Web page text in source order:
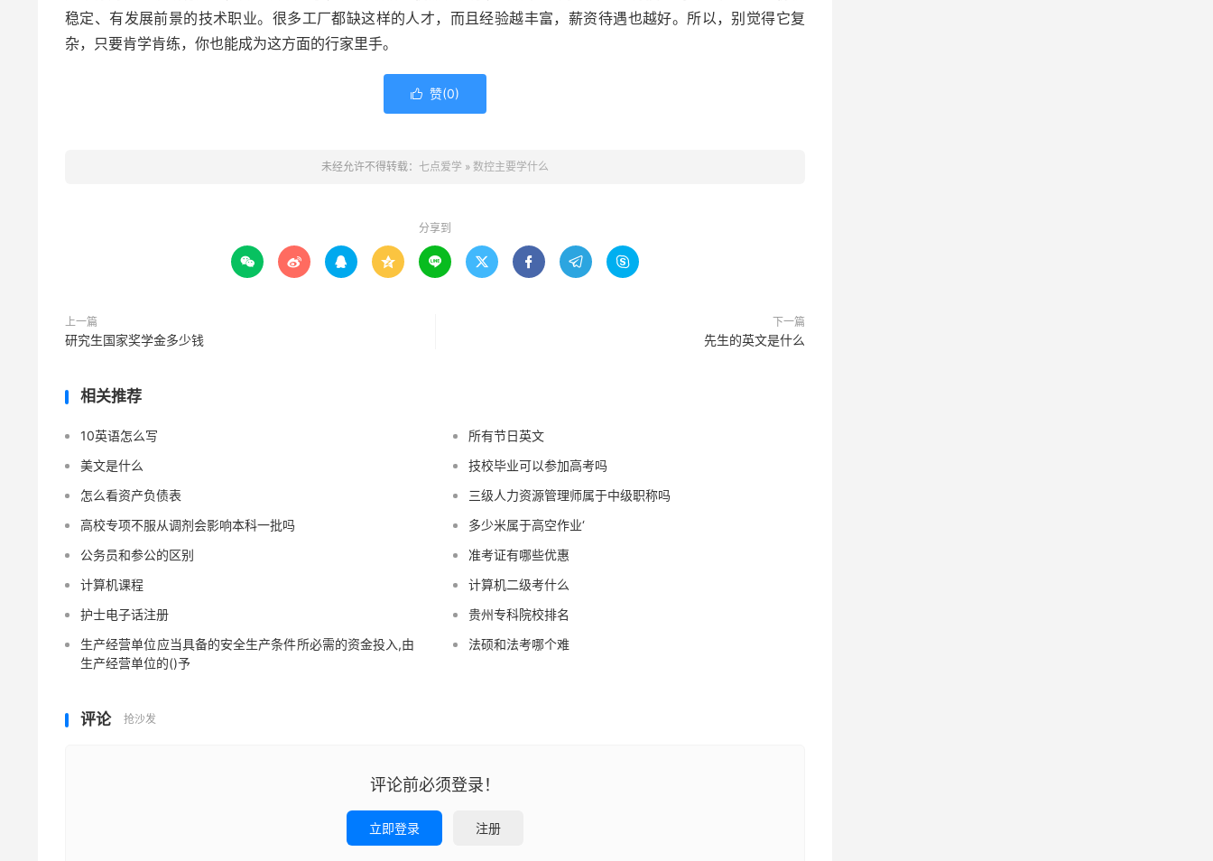
稳定、有发展前景的技术职业。很多工厂都缺这样的人才，而且经验越丰富，薪资待遇也越好。所以，别觉得它复
杂，只要肯学肯练，你也能成为这方面的行家里手。
 赞(0)
未经允许不得转载： 七点爱学 » 数控主要学什么
分享到
        
上一篇
研究生国家奖学金多少钱
下一篇
先生的英文是什么
相关推荐
10英语怎么写
所有节日英文
美文是什么
技校毕业可以参加高考吗
怎么看资产负债表
三级人力资源管理师属于中级职称吗
高校专项不服从调剂会影响本科一批吗
多少米属于高空作业‘
公务员和参公的区别
准考证有哪些优惠
计算机课程
计算机二级考什么
护士电子话注册
贵州专科院校排名
生产经营单位应当具备的安全生产条件所必需的资金投入,由
生产经营单位的()予
法硕和法考哪个难
评论 抢沙发
评论前必须登录！
立即登录 注册